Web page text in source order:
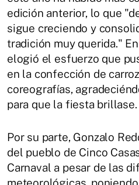
edición anterior, lo que
sigue creciendo y
tradición muy querida."
elogió el esfuerzo que
en la confección de
coreografías,
para que la fiesta brillase.
Por su parte, Gonzalo
del pueblo de Cinco
Carnaval a pesar de las